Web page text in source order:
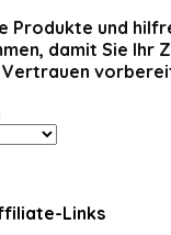
Produkte und
damit Sie Ihr
Links